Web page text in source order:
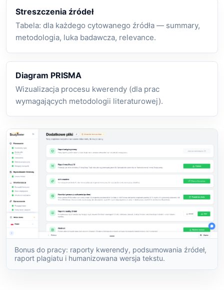
Streszczenia źródeł
Tabela: dla każdego cytowanego źródła — summary,
metodologia, luka badawcza, relevance.
Diagram PRISMA
Wizualizacja procesu kwerendy (dla prac
wymagających metodologii literaturowej).
Bonus do pracy: raporty kwerendy, podsumowania źródeł,
raport plagiatu i humanizowana wersja tekstu.